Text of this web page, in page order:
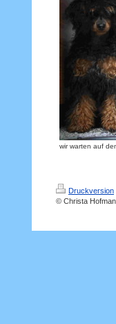
wir warten auf
Druckversion
© Christa